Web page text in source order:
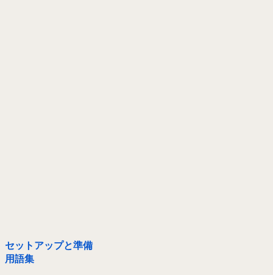
セットアップと準備
用語集